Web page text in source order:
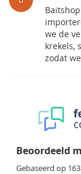
we de
krekels,
zodat
Beoordeeld
Gebaseerd op